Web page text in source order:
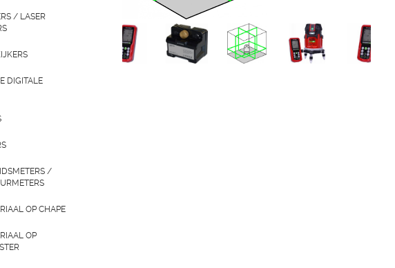
/ LASER
DIGITALE
/
OP CHAPE
OP